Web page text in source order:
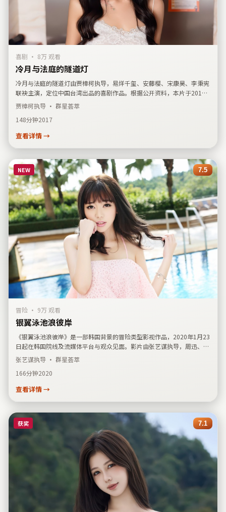
喜剧 · 8万 观看
冷月与法庭的隧道灯
冷月与法庭的隧道灯由贾樟柯执导，易烊千玺、安藤樱、宋康昊、李秉宪
联袂主演，定位中国台湾出品的喜剧作品。根据公开资料，本片于2017
年6月7日释放首播／首映时间线，叙事侧重空间调度与声音设计；适合关
注华语院线动态与作者导演风格、并收集国产类型片长尾词的观众放入个
人片单。
贾樟柯执导 · 群星荟萃
148分钟2017
查看详情 →
NEW 7.5
冒险 · 9万 观看
银翼泳池浪彼岸
《银翼泳池浪彼岸》是一部韩国背景的冒险类型影视作品，2020年1月23
日起在韩国院线及流媒体平台与观众见面。影片由张艺谋执导，周迅、松
坂桃李、易烊千玺、宋慧乔联袂主演，故事线索清晰、人物动机饱满，适
合检索「冒险」「韩国」「张艺谋」并关注国产影视大全视频免费在线点
播片单的观众收藏观看。
张艺谋执导 · 群星荟萃
166分钟2020
查看详情 →
获奖 7.1